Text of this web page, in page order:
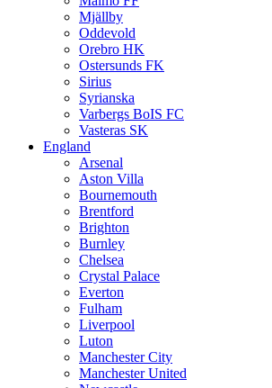
Mjällby
Oddevold
Orebro HK
Ostersunds FK
Sirius
Syrianska
Varbergs BoIS FC
Vasteras SK
England
Arsenal
Aston Villa
Bournemouth
Brentford
Brighton
Burnley
Chelsea
Crystal Palace
Everton
Fulham
Liverpool
Luton
Manchester City
Manchester United